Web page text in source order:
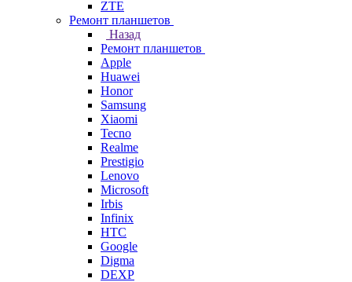
ZTE
Ремонт планшетов
Назад
Ремонт планшетов
Apple
Huawei
Honor
Samsung
Xiaomi
Tecno
Realme
Prestigio
Lenovo
Microsoft
Irbis
Infinix
HTC
Google
Digma
DEXP